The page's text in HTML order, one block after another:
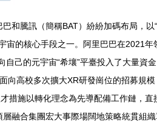
和騰訊（簡稱BAT）紛紛加碼布局，以
宙的核心手段之一。阿里巴巴在2021年
己的元宇宙“希壤”平臺投入了大量資
向高校多次擴大XR研發崗位的招募規
措施以轉化理念為先導配備工作鏈，直
融合集團宏大事際場闊地策略統貫組